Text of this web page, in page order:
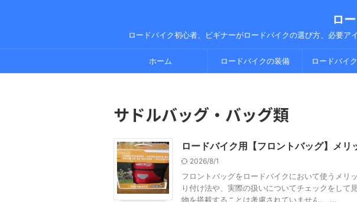
ロ
ロードバイク初心者、ビギナーがロードバイクの選び方、必要ア
ホーム ロードバイクの装備 ロードバイ
サドルバッグ・バッグ類
ロードバイク用【フロントバッグ】メ
2026/8/1
フロントバッグをロードバイクにおいて使うメリ
り付け法や、実際の扱いについてチェックをして
物を搭載することは考慮されていません。 ...